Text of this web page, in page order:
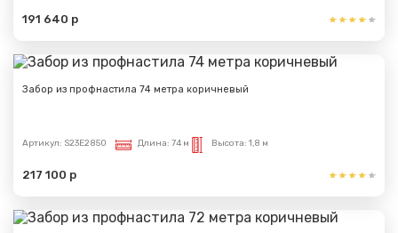
191 640 р
Забор из профнастила 74 метра коричневый
Артикул: S23E2850 Длина: 74 м Высота: 1,8 м
217 100 р